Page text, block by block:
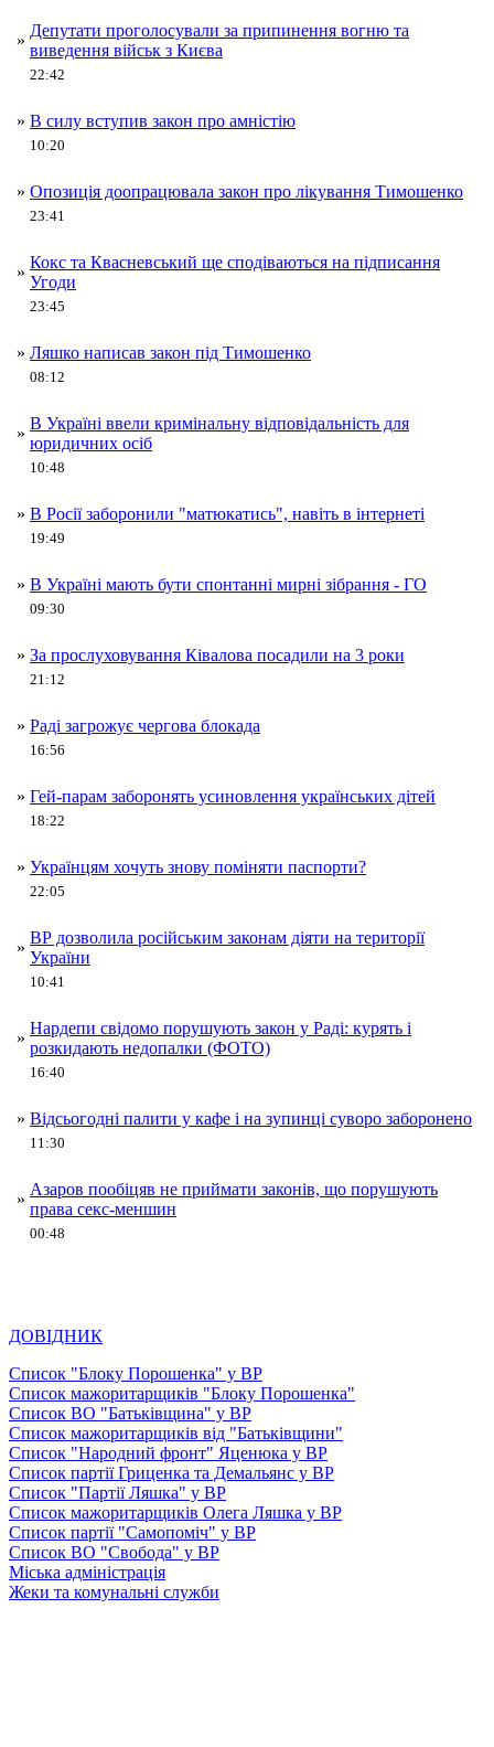
»
Депутати проголосували за припинення вогню та
виведення військ з Києва
22:42
» В силу вступив закон про амністію
10:20
» Опозиція доопрацювала закон про лікування Тимошенко
23:41
»
Кокс та Квасневський ще сподіваються на підписання
Угоди
23:45
» Ляшко написав закон під Тимошенко
08:12
»
В Україні ввели кримінальну відповідальність для
юридичних осіб
10:48
» В Росії заборонили "матюкатись", навіть в інтернеті
19:49
» В Україні мають бути спонтанні мирні зібрання - ГО
09:30
» За прослуховування Ківалова посадили на 3 роки
21:12
» Раді загрожує чергова блокада
16:56
» Гей-парам заборонять усиновлення українських дітей
18:22
» Українцям хочуть знову поміняти паспорти?
22:05
»
ВР дозволила російським законам діяти на території
України
10:41
»
Нардепи свідомо порушують закон у Раді: курять і
розкидають недопалки (ФОТО)
16:40
» Відсьогодні палити у кафе і на зупинці суворо заборонено
11:30
»
Азаров пообіцяв не приймати законів, що порушують
права секс-меншин
00:48
ДОВІДНИК
Список "Блоку Порошенка" у ВР
Список мажоритарщиків "Блоку Порошенка"
Список ВО "Батьківщина" у ВР
Список мажоритарщиків від "Батьківщини"
Список "Народний фронт" Яценюка у ВР
Список партії Гриценка та Демальянс у ВР
Список "Партії Ляшка" у ВР
Список мажоритарщиків Олега Ляшка у ВР
Список партії "Самопоміч" у ВР
Список ВО "Свобода" у ВР
Міська адміністрація
Жеки та комунальні служби